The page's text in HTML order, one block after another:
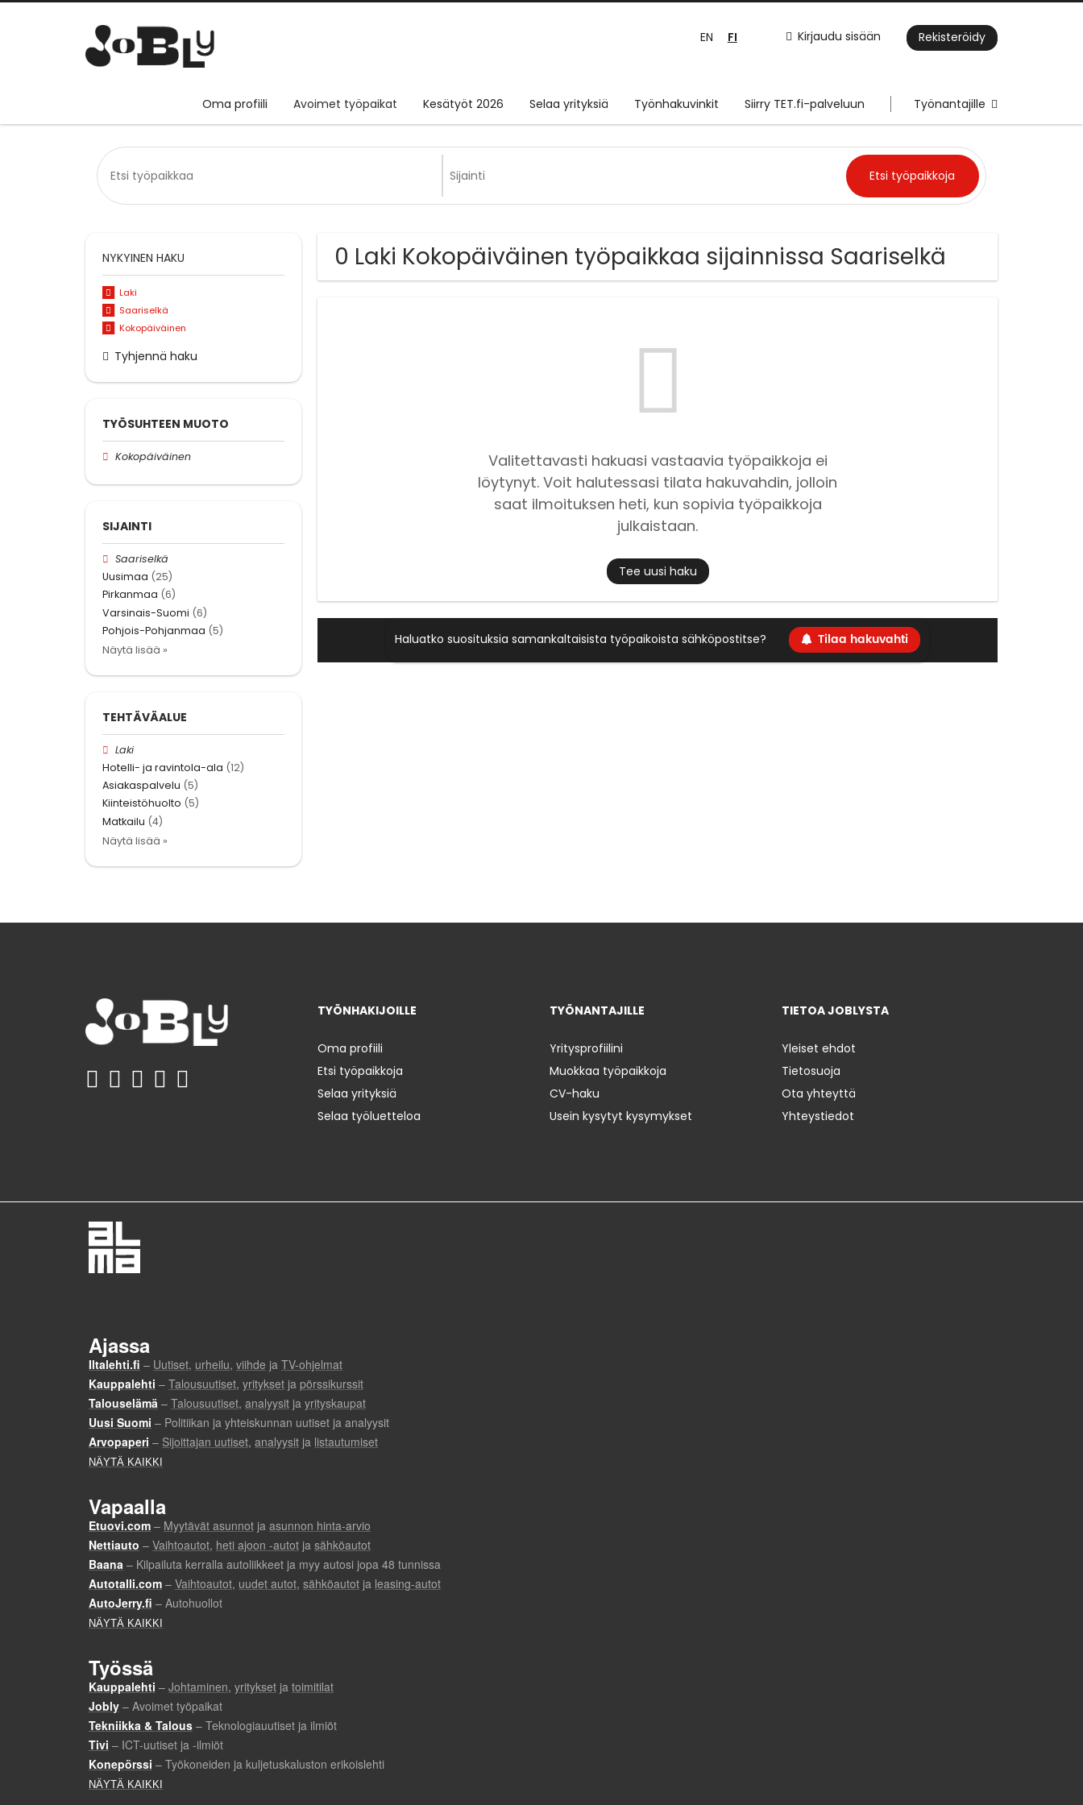
Kirjaudu sisään Rekisteröidy
EN FI
Oma profiili Avoimet työpaikat Kesätyöt 2026 Selaa yrityksiä Työnhakuvinkit Siirry TET.fi-palveluun Työnantajille
0 Laki Kokopäiväinen työpaikkaa sijainnissa Saariselkä
Valitettavasti hakuasi vastaavia työpaikkoja ei
löytynyt. Voit halutessasi tilata hakuvahdin, jolloin
saat ilmoituksen heti, kun sopivia työpaikkoja
julkaistaan.
Tee uusi haku
Haluatko suosituksia samankaltaisista työpaikoista sähköpostitse? Tilaa hakuvahti
NYKYINEN HAKU
Laki
Saariselkä
Kokopäiväinen
Tyhjennä haku
TYÖSUHTEEN MUOTO
Kokopäiväinen
SIJAINTI
Saariselkä
Uusimaa (25)
Pirkanmaa (6)
Varsinais-Suomi (6)
Pohjois-Pohjanmaa (5)
Näytä lisää »
TEHTÄVÄALUE
Laki
Hotelli- ja ravintola-ala (12)
Asiakaspalvelu (5)
Kiinteistöhuolto (5)
Matkailu (4)
Näytä lisää »
TYÖNHAKIJOILLE
Oma profiili
Etsi työpaikkoja
Selaa yrityksiä
Selaa työluetteloa
TYÖNANTAJILLE
Yritysprofiilini
Muokkaa työpaikkoja
CV-haku
Usein kysytyt kysymykset
TIETOA JOBLYSTA
Yleiset ehdot
Tietosuoja
Ota yhteyttä
Yhteystiedot